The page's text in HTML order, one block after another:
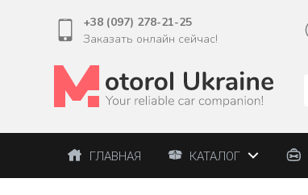
+38 (097) 278-21-25
Заказать онлайн сейчас!
ГЛАВНАЯ КАТАЛОГ